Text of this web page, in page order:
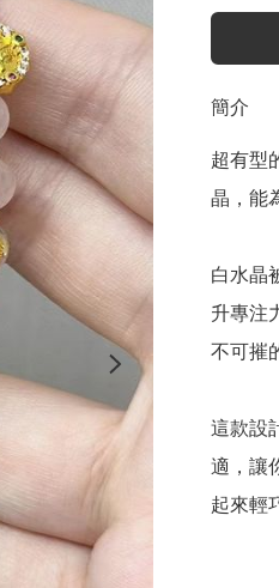
簡介
超有型
晶，能
白水晶
升專注
不可摧
這款設
適，讓